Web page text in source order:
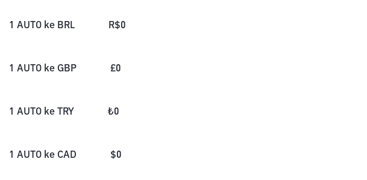
1 AUTO ke BRL R$0
1 AUTO ke GBP £0
1 AUTO ke TRY ₺0
1 AUTO ke CAD $0